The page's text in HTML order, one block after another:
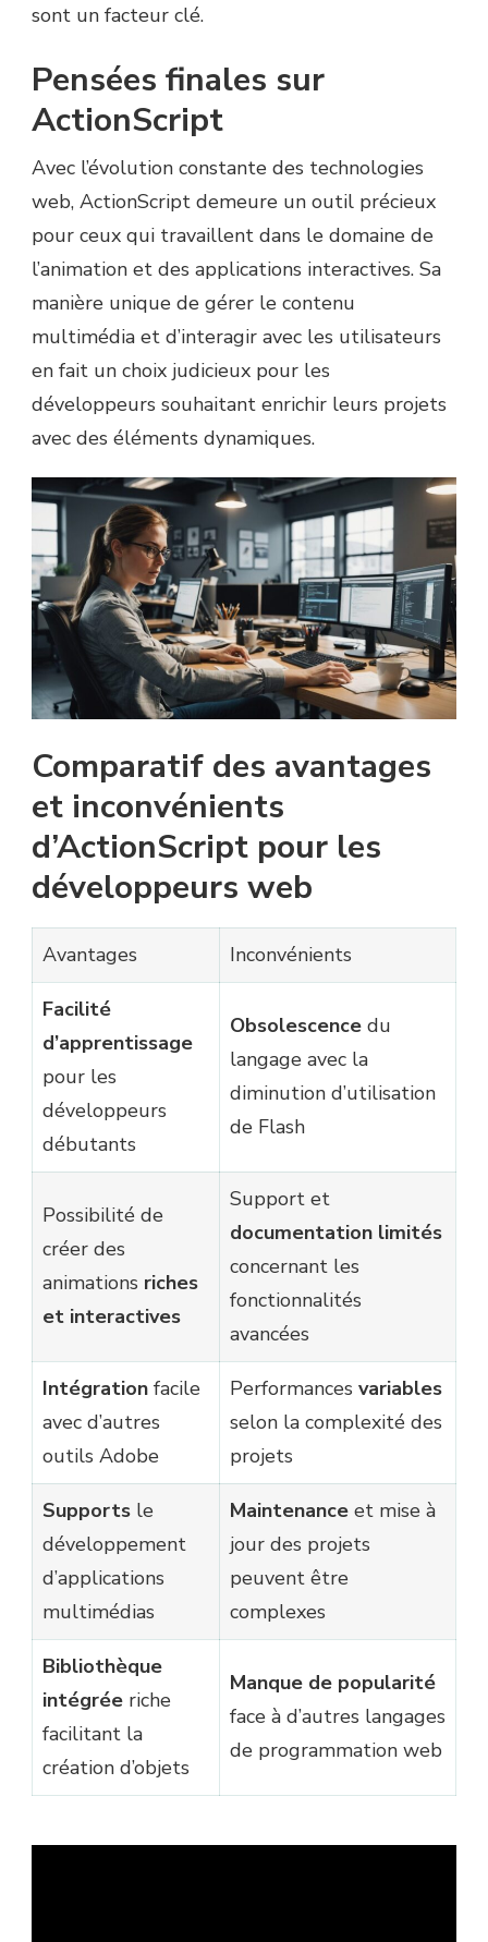
sont un facteur clé.
Pensées finales sur
ActionScript
Avec l’évolution constante des technologies
web, ActionScript demeure un outil précieux
pour ceux qui travaillent dans le domaine de
l’animation et des applications interactives. Sa
manière unique de gérer le contenu
multimédia et d’interagir avec les utilisateurs
en fait un choix judicieux pour les
développeurs souhaitant enrichir leurs projets
avec des éléments dynamiques.
Comparatif des avantages
et inconvénients
d’ActionScript pour les
développeurs web
Avantages Inconvénients
Facilité
d’apprentissage
pour les
développeurs
débutants
Obsolescence du
langage avec la
diminution d’utilisation
de Flash
Possibilité de
créer des
animations riches
et interactives
Support et
documentation limités
concernant les
fonctionnalités
avancées
Intégration facile
avec d’autres
outils Adobe
Performances variables
selon la complexité des
projets
Supports le
développement
d’applications
multimédias
Maintenance et mise à
jour des projets
peuvent être
complexes
Bibliothèque
intégrée riche
facilitant la
création d’objets
Manque de popularité
face à d’autres langages
de programmation web